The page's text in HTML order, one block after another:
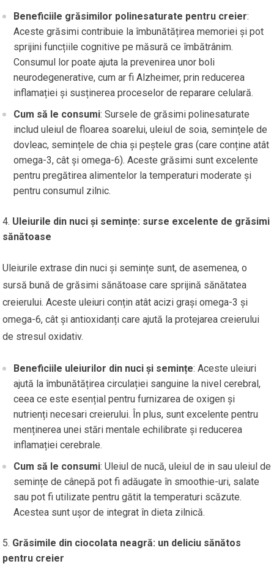
Beneficiile grăsimilor polinesaturate pentru creier:
Aceste grăsimi contribuie la îmbunătățirea memoriei și pot
sprijini funcțiile cognitive pe măsură ce îmbătrânim.
Consumul lor poate ajuta la prevenirea unor boli
neurodegenerative, cum ar fi Alzheimer, prin reducerea
inflamației și susținerea proceselor de reparare celulară.
Cum să le consumi: Sursele de grăsimi polinesaturate
includ uleiul de floarea soarelui, uleiul de soia, semințele de
dovleac, semințele de chia și peștele gras (care conține atât
omega-3, cât și omega-6). Aceste grăsimi sunt excelente
pentru pregătirea alimentelor la temperaturi moderate și
pentru consumul zilnic.
Uleiurile din nuci și semințe: surse excelente de grăsimi
sănătoase
Uleiurile extrase din nuci și semințe sunt, de asemenea, o
sursă bună de grăsimi sănătoase care sprijină sănătatea
creierului. Aceste uleiuri conțin atât acizi grași omega-3 și
omega-6, cât și antioxidanți care ajută la protejarea creierului
de stresul oxidativ.
Beneficiile uleiurilor din nuci și semințe: Aceste uleiuri
ajută la îmbunătățirea circulației sanguine la nivel cerebral,
ceea ce este esențial pentru furnizarea de oxigen și
nutrienți necesari creierului. În plus, sunt excelente pentru
menținerea unei stări mentale echilibrate și reducerea
inflamației cerebrale.
Cum să le consumi: Uleiul de nucă, uleiul de in sau uleiul de
semințe de cânepă pot fi adăugate în smoothie-uri, salate
sau pot fi utilizate pentru gătit la temperaturi scăzute.
Acestea sunt ușor de integrat în dieta zilnică.
Grăsimile din ciocolata neagră: un deliciu sănătos
pentru creier